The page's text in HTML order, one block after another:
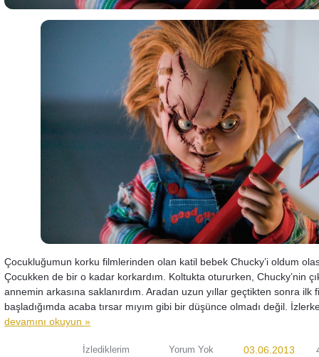
Çocukluğumun korku filmlerinden olan katil bebek Chucky’i oldum
Çocukken de bir o kadar korkardım. Koltukta otururken, Chucky’nin
annemin arkasına saklanırdım. Aradan uzun yıllar geçtikten sonra ilk
başladığımda acaba tırsar mıyım gibi bir düşünce olmadı değil.
devamını okuyun »
İzlediklerim Yorum Yok 03.06.2013